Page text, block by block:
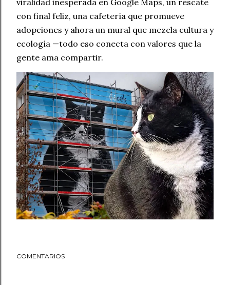
viralidad inesperada en Google Maps, un rescate
con final feliz, una cafetería que promueve
adopciones y ahora un mural que mezcla cultura y
ecología —todo eso conecta con valores que la
gente ama compartir.
COMENTARIOS